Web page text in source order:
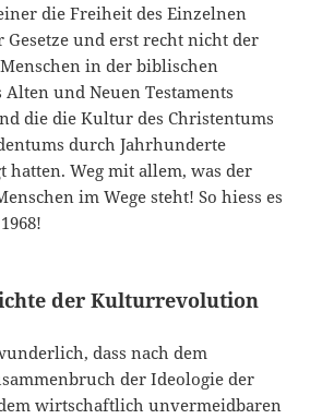
die Freiheit des Einzelnen
und erst recht nicht der
in der biblischen
und Neuen Testaments
die die Kultur des Christentums
durch Jahrhunderte
hatten. Weg mit allem, was der
im Wege steht! So hiess es
der Kulturrevolution
dass nach dem
der Ideologie der
wirtschaftlich unvermeidbaren